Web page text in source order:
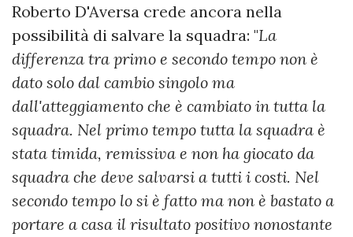
Roberto D'Aversa crede ancora nella
possibilità di salvare la squadra: "La
differenza tra primo e secondo tempo non è
dato solo dal cambio singolo ma
dall'atteggiamento che è cambiato in tutta la
squadra. Nel primo tempo tutta la squadra è
stata timida, remissiva e non ha giocato da
squadra che deve salvarsi a tutti i costi. Nel
secondo tempo lo si è fatto ma non è bastato a
portare a casa il risultato positivo nonostante